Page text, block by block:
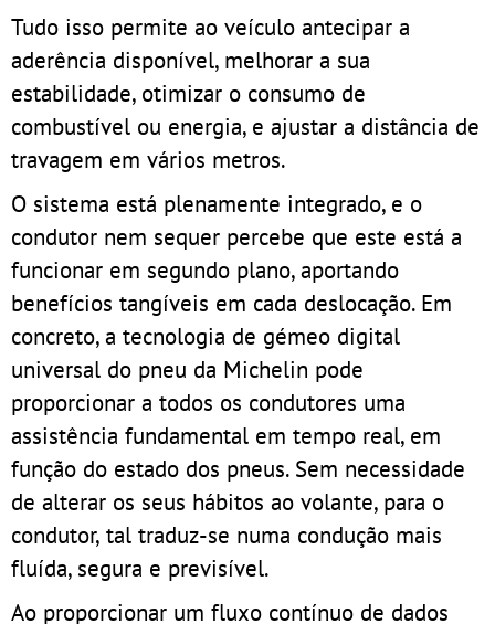
Tudo isso permite ao veículo antecipar a
aderência disponível, melhorar a sua
estabilidade, otimizar o consumo de
combustível ou energia, e ajustar a distância de
travagem em vários metros.
O sistema está plenamente integrado, e o
condutor nem sequer percebe que este está a
funcionar em segundo plano, aportando
benefícios tangíveis em cada deslocação. Em
concreto, a tecnologia de gémeo digital
universal do pneu da Michelin pode
proporcionar a todos os condutores uma
assistência fundamental em tempo real, em
função do estado dos pneus. Sem necessidade
de alterar os seus hábitos ao volante, para o
condutor, tal traduz-se numa condução mais
fluída, segura e previsível.
Ao proporcionar um fluxo contínuo de dados